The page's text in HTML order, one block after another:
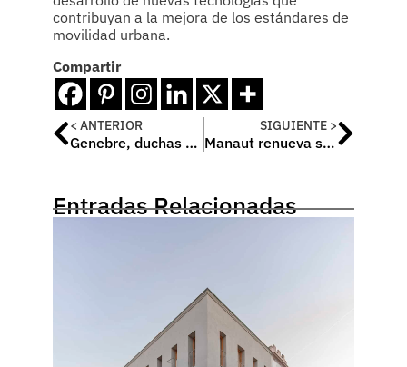
contribuyan a la mejora de los estándares de
movilidad urbana.
Compartir
< ANTERIOR
Genebre, duchas con mucho estilo
SIGUIENTE >
Manaut renueva sus calderas de condensación Myto Condens INOX
Entradas Relacionadas